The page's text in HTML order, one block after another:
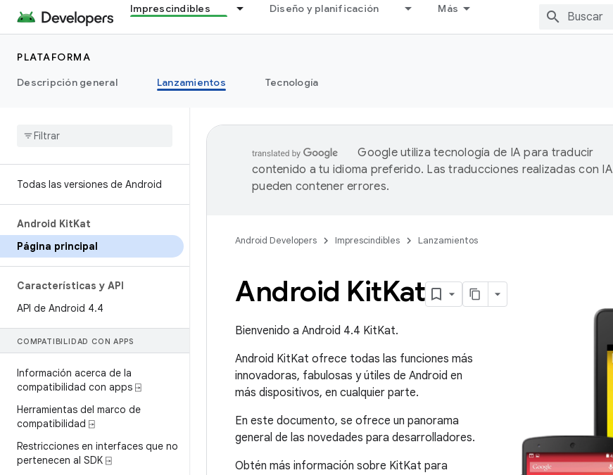
Imprescindibles Diseño y planificación Más
PLATAFORMA
Descripción general
Lanzamientos Tecnología
Todas las versiones de Android
Android KitKat
Página principal
Características y API
API de Android 4.4
COMPATIBILIDAD CON APPS
Información acerca de la
compatibilidad con apps ⍈
Herramientas del marco de
compatibilidad ⍈
Restricciones en interfaces que no
pertenecen al SDK ⍈
Google utiliza tecnología de IA para traducir
contenido a tu idioma preferido. Las traducciones realizadas con IA
pueden contener errores.
Android Developers Imprescindibles Lanzamientos
Android KitKat
Bienvenido a Android 4.4 KitKat.
Android KitKat ofrece todas las funciones más
innovadoras, fabulosas y útiles de Android en
más dispositivos, en cualquier parte.
En este documento, se ofrece un panorama
general de las novedades para desarrolladores.
Obtén más información sobre KitKat para